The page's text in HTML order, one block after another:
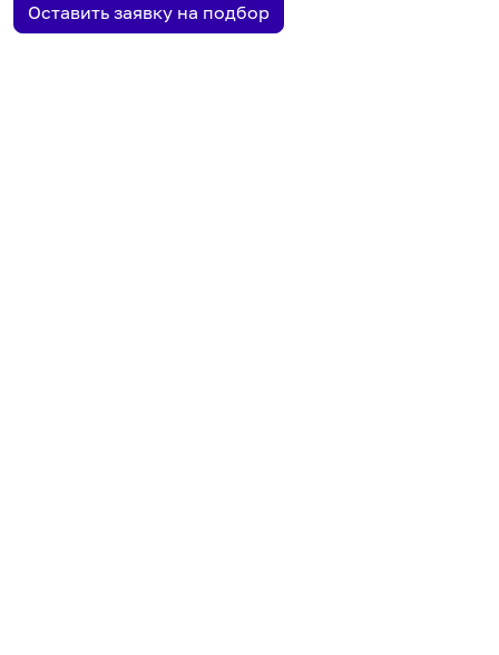
Оставить заявку на подбор